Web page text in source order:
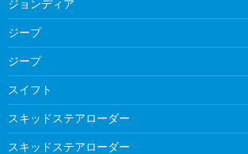
ジョンディア
ジープ
ジープ
スイフト
スキッドステアローダー
スキッドステアローダー